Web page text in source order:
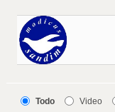
Todo Video